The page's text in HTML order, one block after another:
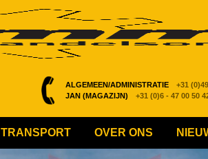
ALGEMEEN/ADMINISTRATIE +31
JAN (MAGAZIJN)
+31 (0)6 - 47 00 50
TRANSPORT OVER ONS